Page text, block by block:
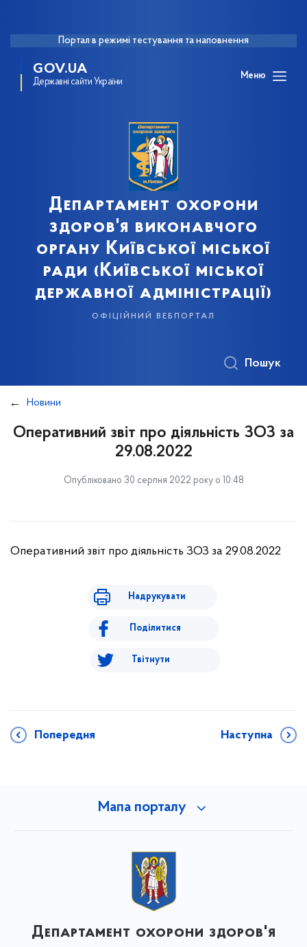
Портал в режимі тестування та наповнення
GOV.UA
Державні сайти України
Меню
Департамент охорони
здоров'я виконавчого
органу Київської міської
ради (Київської міської
державної адміністрації)
офіційний вебпортал
Пошук
Новини
Оперативний звіт про діяльність ЗОЗ за
29.08.2022
Опубліковано 30 серпня 2022 року о 10:48
Оперативний звіт про діяльність ЗОЗ за 29.08.2022
Надрукувати
Поділитися
Твітнути
Попередня Наступна
Мапа порталу
Департамент охорони здоров'я